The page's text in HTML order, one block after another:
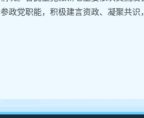
政党职能，积极建言资政、凝聚共识